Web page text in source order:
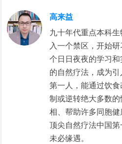
高来益
九十年代重点本科
入一个禁区，开始
个日日夜夜的学习
的自然疗法，成为
第一人，能通过饮
制或逆转绝大多数
相、帮助许多同胞
顶尖自然疗法中国
未必缘遇。